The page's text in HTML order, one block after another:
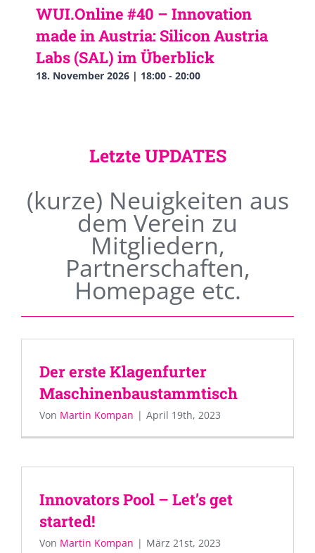
WUI.Online #40 – Innovation
made in Austria: Silicon Austria
Labs (SAL) im Überblick
18. November 2026 | 18:00 - 20:00
Letzte UPDATES
(kurze) Neuigkeiten aus
dem Verein zu
Mitgliedern,
Partnerschaften,
Homepage etc.
Der erste Klagenfurter
Maschinenbaustammtisch
Von Martin Kompan | April 19th, 2023
Innovators Pool – Let’s get
started!
Von Martin Kompan | März 21st, 2023